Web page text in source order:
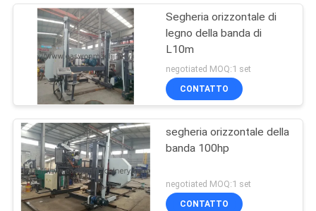
Segheria orizzontale di
legno della banda di
L10m
negotiated MOQ:1 set
CONTATTO
segheria orizzontale della
banda 100hp
negotiated MOQ:1 set
CONTATTO